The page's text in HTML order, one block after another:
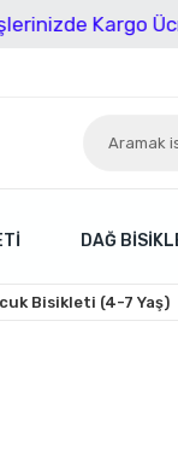
Kargo Ücretsiz!
DAĞ
Bisikleti (4-7 Yaş)